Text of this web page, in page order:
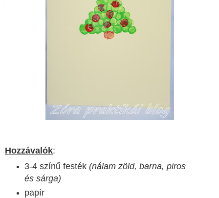
Hozzávalók:
3-4 színű festék (nálam zöld, barna, piros
és sárga)
papír